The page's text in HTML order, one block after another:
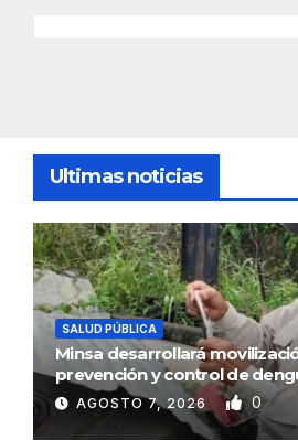
Ultimas noticias
SALUD PÚBLICA
Minsa desarrollará
prevención y control de
AGOSTO 7, 2026 0